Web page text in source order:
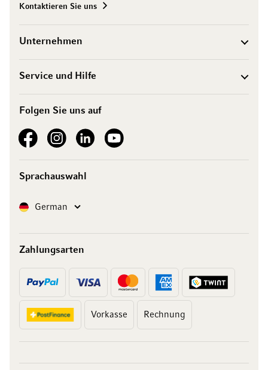
Kontaktieren Sie uns
Unternehmen
Service und Hilfe
Folgen Sie uns auf
See our FacebookSee our Instagram account
See our LinkedInSee our YouTube channel
Sprachauswahl
SpracheGerman
Zahlungsarten
Vorkasse Rechnung